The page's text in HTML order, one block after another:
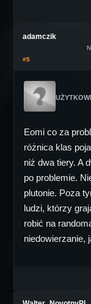
adamczik
#5
Eomi co za
różnica klas
niż dwa tiery. A
po problemie.
plutonie. Poza
ludzi, którzy
robić na
niedowierzanie,